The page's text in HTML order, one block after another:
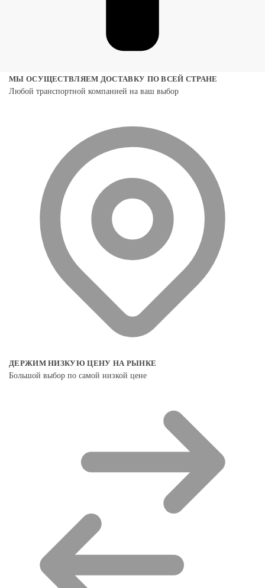
МЫ ОСУЩЕСТВЛЯЕМ ДОСТАВКУ ПО ВСЕЙ СТРАНЕ
Любой транспортной компанией на ваш выбор
ДЕРЖИМ НИЗКУЮ ЦЕНУ НА РЫНКЕ
Большой выбор по самой низкой цене